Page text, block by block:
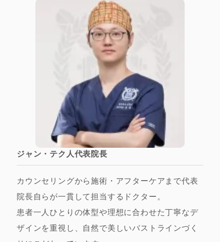
ジャン・テク人代表院長
カウンセリングから施術・アフターケアまで代表
院長自らが一貫して担当するドクター。
患者一人ひとりの体型や理想に合わせた丁寧なデ
ザインを重視し、自然で美しいバストラインづく